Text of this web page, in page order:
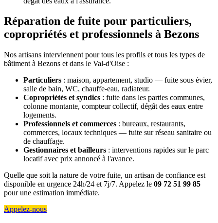
Réparation de fuite pour particuliers,
copropriétés et professionnels à Bezons
Nos artisans interviennent pour tous les profils et tous les types de
bâtiment à Bezons et dans le Val-d'Oise :
Particuliers : maison, appartement, studio — fuite sous évier,
salle de bain, WC, chauffe-eau, radiateur.
Copropriétés et syndics : fuite dans les parties communes,
colonne montante, compteur collectif, dégât des eaux entre
logements.
Professionnels et commerces : bureaux, restaurants,
commerces, locaux techniques — fuite sur réseau sanitaire ou
de chauffage.
Gestionnaires et bailleurs : interventions rapides sur le parc
locatif avec prix annoncé à l'avance.
Quelle que soit la nature de votre fuite, un artisan de confiance est
disponible en urgence 24h/24 et 7j/7. Appelez le 09 72 51 99 85
pour une estimation immédiate.
Appelez-nous